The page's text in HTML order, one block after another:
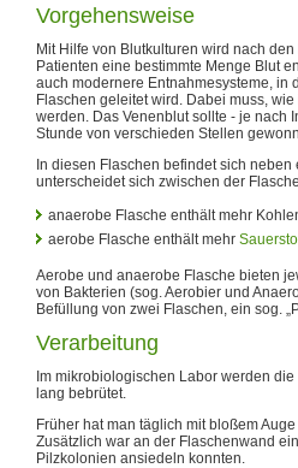
Vorgehensweise
Mit Hilfe von Blutkulturen wird nach
Patienten eine bestimmte Menge Blut
auch modernere Entnahmesysteme, in
Flaschen geleitet wird. Dabei muss,
werden. Das Venenblut sollte - je nach
Stunde von verschieden Stellen
In diesen Flaschen befindet sich
unterscheidet sich zwischen der
anaerobe Flasche enthält mehr
aerobe Flasche enthält mehr
Aerobe und anaerobe Flasche bieten
von Bakterien (sog. Aerobier und
Befüllung von zwei Flaschen, ein sog.
Verarbeitung
Im mikrobiologischen Labor werden
lang bebrütet.
Früher hat man täglich mit bloßem
Zusätzlich war an der Flaschenwand
Pilzkolonien ansiedeln konnten.